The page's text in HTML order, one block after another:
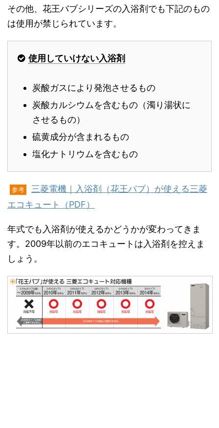
その他、花王バブシリーズの入浴剤でも下記のもの
は使用が禁じられています。
使用していけない入浴剤
炭酸ガスにより発泡させるもの
炭酸カルシウムを含むもの（濁り湯状に
させるもの）
硫黄成分が含まれるもの
塩化ナトリウムを含むもの
参考
三菱電機｜入浴剤（花王バブ）が使える三菱
エコキュート（PDF）
年式でも入浴剤が使えるかどうかが変わってきま
す。2009年以前のエコキュートは入浴剤を控えま
しょう。